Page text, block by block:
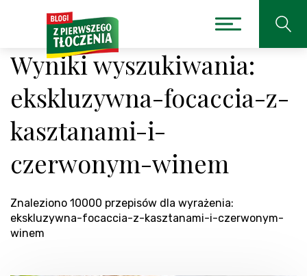
Wyniki wyszukiwania:
ekskluzywna-focaccia-z-
kasztanami-i-
czerwonym-winem
Znaleziono 10000 przepisów dla wyrażenia:
ekskluzywna-focaccia-z-kasztanami-i-czerwonym-
winem